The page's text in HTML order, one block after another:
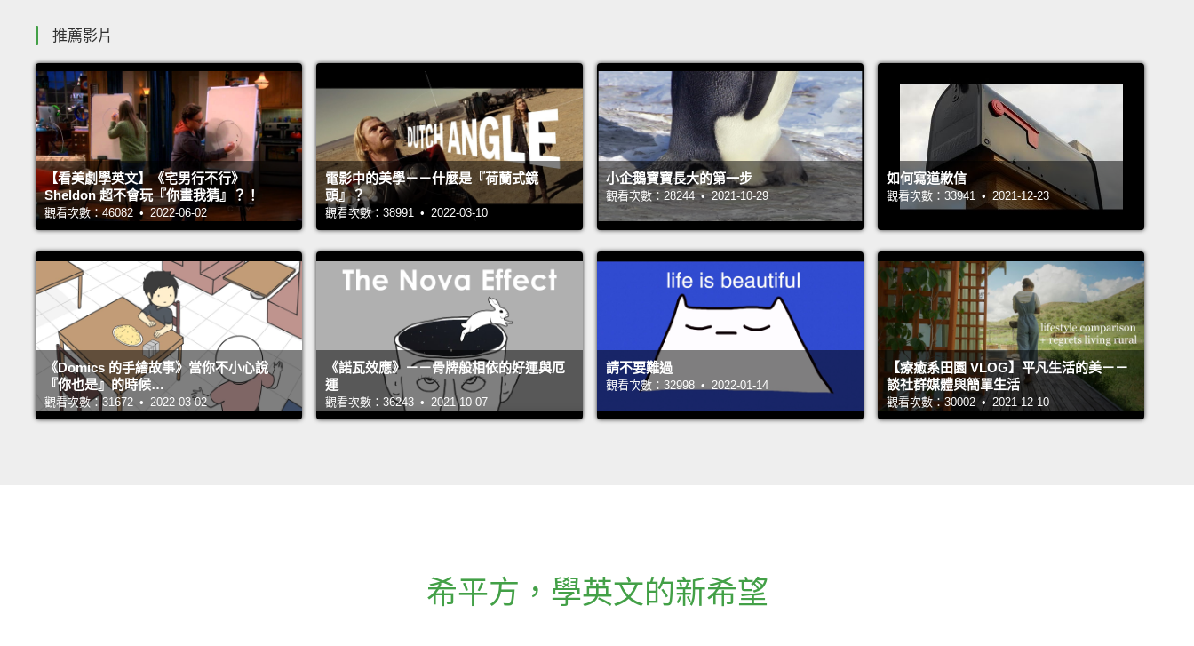
推薦影片
【看美劇學英文】《宅男行不行》
Sheldon 超不會玩『你畫我猜』？！
觀看次數：46082 • 2022-06-02
電影中的美學－－什麼是『荷蘭式鏡
頭』？
觀看次數：38991 • 2022-03-10
小企鵝寶寶長大的第一步
觀看次數：28244 • 2021-10-29
如何寫道歉信
觀看次數：33941 • 2021-12-23
《Domics 的手繪故事》當你不小心說
『你也是』的時候…
觀看次數：31672 • 2022-03-02
《諾瓦效應》－－骨牌般相依的好運與厄
運
觀看次數：36243 • 2021-10-07
請不要難過
觀看次數：32998 • 2022-01-14
【療癒系田園 VLOG】平凡生活的美－－
談社群媒體與簡單生活
觀看次數：30002 • 2021-12-10
希平方 ， 學英文的新希望